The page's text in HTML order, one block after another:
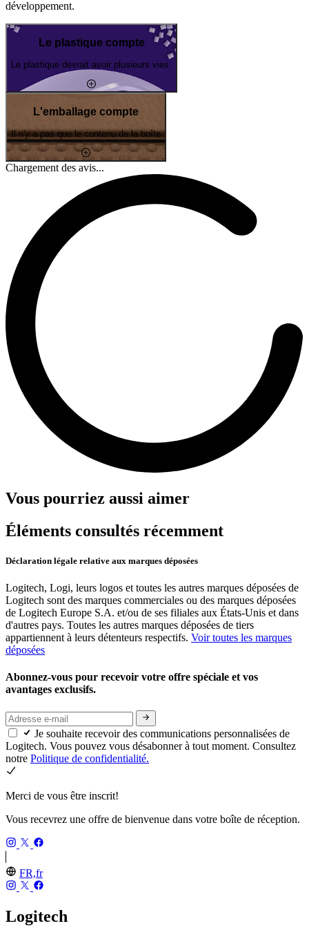
développement.
Le plastique compte
Le plastique devrait avoir plusieurs vies.
L'emballage compte
Il n'y a pas que le contenu de la boîte
Chargement des avis...
Vous pourriez aussi aimer
Éléments consultés récemment
Déclaration légale relative aux marques déposées
Logitech, Logi, leurs logos et toutes les autres marques déposées de
Logitech sont des marques commerciales ou des marques déposées
de Logitech Europe S.A. et/ou de ses filiales aux États-Unis et dans
d'autres pays. Toutes les autres marques déposées de tiers
appartiennent à leurs détenteurs respectifs. Voir toutes les marques
déposées
Abonnez-vous pour recevoir votre offre spéciale et vos
avantages exclusifs.
Je souhaite recevoir des communications personnalisées de
Logitech. Vous pouvez vous désabonner à tout moment. Consultez
notre Politique de confidentialité.
Merci de vous être inscrit!
Vous recevrez une offre de bienvenue dans votre boîte de réception.
FR,fr
Logitech